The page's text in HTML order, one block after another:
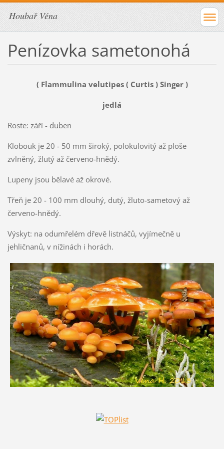
Houbař Véna
Penízovka sametonohá
( Flammulina velutipes ( Curtis ) Singer )
jedlá
Roste: září - duben
Klobouk je 20 - 50 mm široký, polokulovitý až ploše
zvlněný, žlutý až červeno-hnědý.
Lupeny jsou bělavé až okrové.
Třeň je 20 - 100 mm dlouhý, dutý, žluto-sametový až
červeno-hnědý.
Výskyt: na odumřelém dřevě listnáčů, vyjímečně u
jehličnanů, v nížinách i horách.